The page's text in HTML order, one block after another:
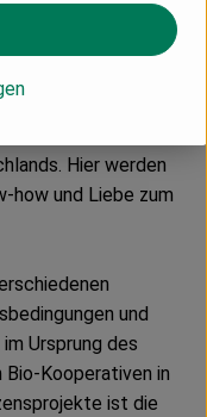
Schokoladenfabrik
Hier werden
how und Liebe zum
und
Ursprung des
Bio-Kooperativen in
ist die